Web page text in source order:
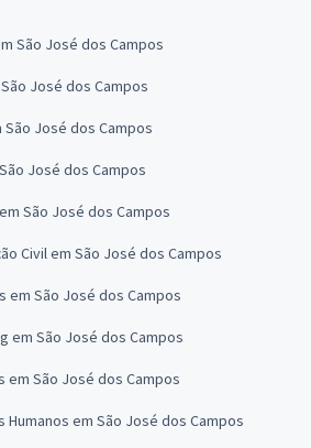
São José dos Campos
José dos Campos
José dos Campos
José dos Campos
São José dos Campos
Civil em São José dos Campos
em São José dos Campos
em São José dos Campos
em São José dos Campos
em São José dos Campos